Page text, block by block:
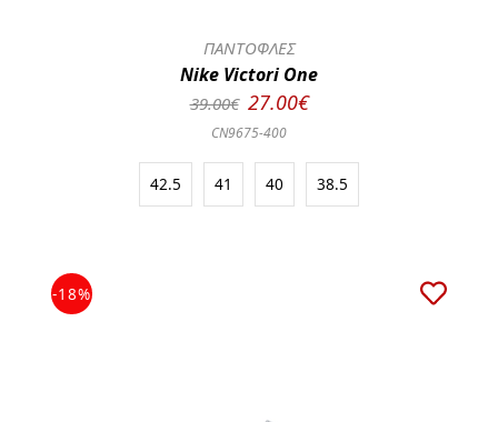
ΠΑΝΤΟΦΛΕΣ
Nike Victori One
39.00€ 27.00€
CN9675-400
42.5 41 40 38.5
-18%